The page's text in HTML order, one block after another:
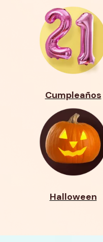
Cumpleaños
Halloween